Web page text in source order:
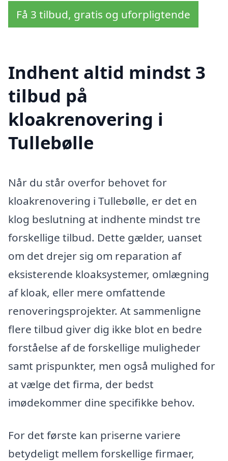
Få 3 tilbud, gratis og uforpligtende
Indhent altid mindst 3
tilbud på
kloakrenovering i
Tullebølle
Når du står overfor behovet for
kloakrenovering i Tullebølle, er det en
klog beslutning at indhente mindst tre
forskellige tilbud. Dette gælder, uanset
om det drejer sig om reparation af
eksisterende kloaksystemer, omlægning
af kloak, eller mere omfattende
renoveringsprojekter. At sammenligne
flere tilbud giver dig ikke blot en bedre
forståelse af de forskellige muligheder
samt prispunkter, men også mulighed for
at vælge det firma, der bedst
imødekommer dine specifikke behov.
For det første kan priserne variere
betydeligt mellem forskellige firmaer,